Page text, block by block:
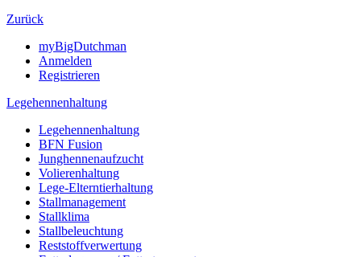
Zurück
myBigDutchman
Anmelden
Registrieren
Legehennenhaltung
Legehennenhaltung
BFN Fusion
Junghennenaufzucht
Volierenhaltung
Lege-Elterntierhaltung
Stallmanagement
Stallklima
Stallbeleuchtung
Reststoffverwertung